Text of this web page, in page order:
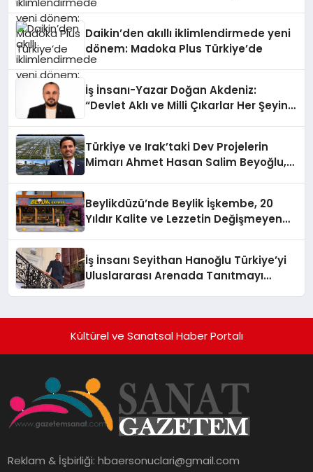
Daikin’den akıllı iklimlendirmede yeni
dönem: Madoka Plus Türkiye’de
İş İnsanı-Yazar Doğan Akdeniz:
“Devlet Aklı ve Milli Çıkarlar Her Şeyin
Türkiye ve Irak’taki Dev Projelerin
Mimarı Ahmet Hasan Salim Beyoğlu,
Hayata Geçirecek
Beylikdüzü’nde Beylik İşkembe, 20
Yıldır Kalite ve Lezzetin Değişmeyen
İş İnsanı Seyithan Hanoğlu Türkiye’yi
Uluslararası Arenada Tanıtmayı
Kültürel ve Sanatsal Haber Portalı
Reklam & İşbirliği:hbaersonuclari@gmail.com